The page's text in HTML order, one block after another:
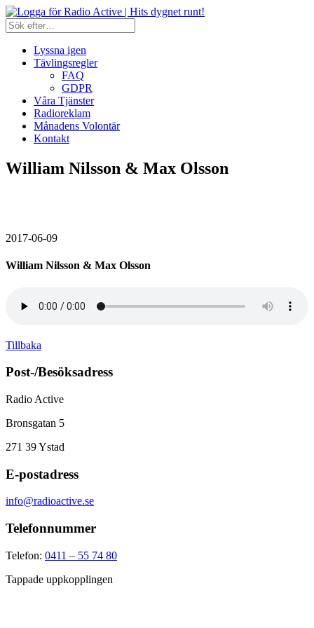
Lyssna igen
Tävlingsregler
FAQ
GDPR
Våra Tjänster
Radioreklam
Månadens Volontär
Kontakt
William Nilsson & Max Olsson
2017-06-09
William Nilsson & Max Olsson
Tillbaka
Post-/Besöksadress
Radio Active
Bronsgatan 5
271 39Ystad
E-postadress
info@radioactive.se
Telefonnummer
Telefon: 0411 – 55 74 80
Tappade uppkopplingen